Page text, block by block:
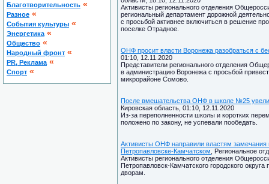
Благотворительность «
Разное «
Cобытия культуры «
Энергетика «
Общество «
Народный фронт «
PR, Реклама «
Спорт «
Активисты регионального отделения
региональный департамент дорожной
с просьбой активнее включиться в решение
поселке Отрадное.
ОНФ просит власти Воронежа разобраться с
01:10, 12.11.2020
Представители регионального отделения
в администрацию Воронежа с просьбой
микрорайоне Сомово.
После вмешательства ОНФ в школе №25
Кировская область, 01:10, 12.11.2020
Из-за переполненности школы и коротких
положено по закону, не успевали пообедать.
Активисты ОНФ направили властям замечания
Петропавловске-Камчатском , Региональное
Активисты регионального отделения
Петропавловск-Камчатского городского
дворам.